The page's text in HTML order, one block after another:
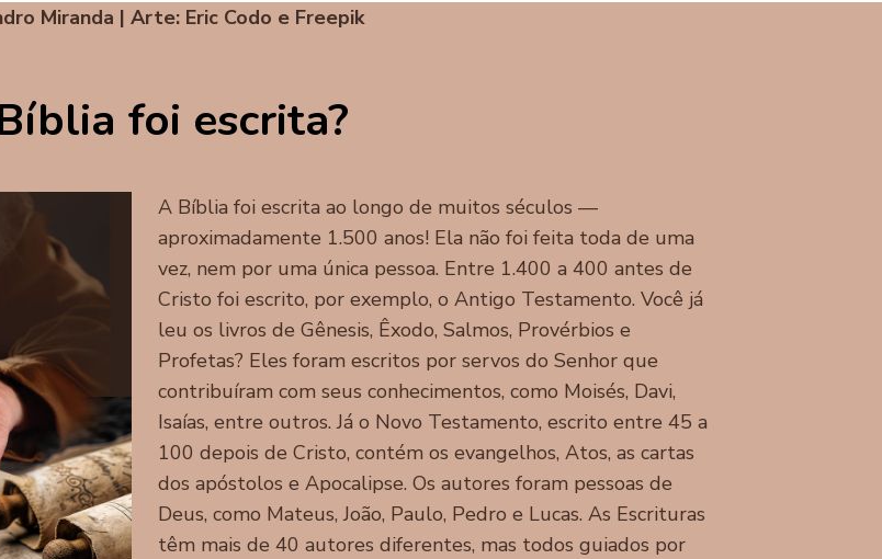
Miranda | Arte: Eric Codo e Freepik
foi escrita?
A Bíblia foi escrita ao longo de muitos séculos —
aproximadamente 1.500 anos! Ela não foi feita toda de uma
vez, nem por uma única pessoa. Entre 1.400 a 400 antes de
Cristo foi escrito, por exemplo, o Antigo Testamento. Você já
leu os livros de Gênesis, Êxodo, Salmos, Provérbios e
Profetas? Eles foram escritos por servos do Senhor que
contribuíram com seus conhecimentos, como Moisés, Davi,
Isaías, entre outros. Já o Novo Testamento, escrito entre 45 a
100 depois de Cristo, contém os evangelhos, Atos, as cartas
dos apóstolos e Apocalipse. Os autores foram pessoas de
Deus, como Mateus, João, Paulo, Pedro e Lucas. As Escrituras
têm mais de 40 autores diferentes, mas todos guiados por